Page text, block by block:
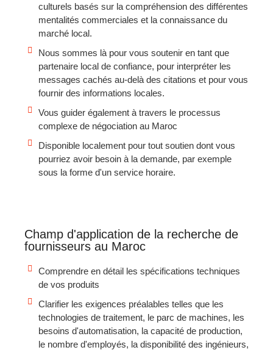
culturels basés sur la compréhension des différentes
mentalités commerciales et la connaissance du
marché local.
Nous sommes là pour vous soutenir en tant que
partenaire local de confiance, pour interpréter les
messages cachés au-delà des citations et pour vous
fournir des informations locales.
Vous guider également à travers le processus
complexe de négociation au Maroc
Disponible localement pour tout soutien dont vous
pourriez avoir besoin à la demande, par exemple
sous la forme d'un service horaire.
Champ d'application de la recherche de
fournisseurs au Maroc
Comprendre en détail les spécifications techniques
de vos produits
Clarifier les exigences préalables telles que les
technologies de traitement, le parc de machines, les
besoins d'automatisation, la capacité de production,
le nombre d'employés, la disponibilité des ingénieurs,